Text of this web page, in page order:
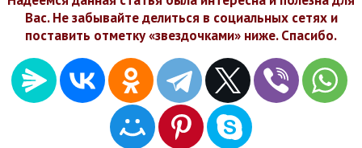
Вас. Не забывайте делиться в социальных сетях и
поставить отметку «звездочками» ниже. Спасибо.